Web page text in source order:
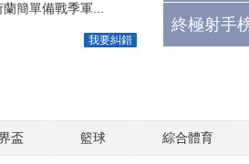
簡單備戰季軍...
我要糾錯
終極射手
盃 籃球 綜合體育